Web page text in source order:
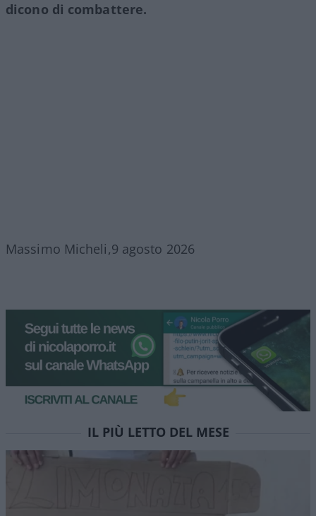
dicono di combattere.
Massimo Micheli,9 agosto 2026
IL PIÙ LETTO DEL MESE